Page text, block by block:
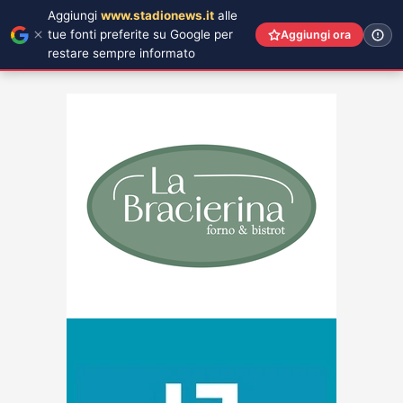
Aggiungi www.stadionews.it alle
tue fonti preferite su Google per
restare sempre informato
Aggiungi ora